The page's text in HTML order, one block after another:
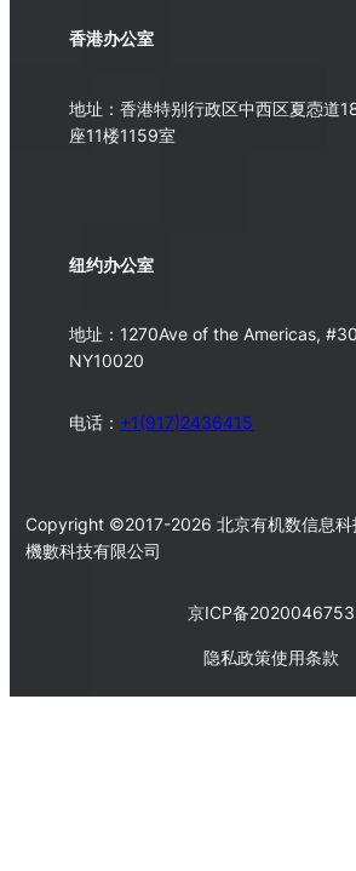
香港办公室
地址：香港特别行政区中西区夏悫道
座11楼1159室
纽约办公室
地址：1270Ave of the Americas,
NY10020
电话： +1(917)2436415
Copyright ©2017-2026 北京有机数信息科
機數科技有限公司
京ICP备2020046753
隐私政策使用条款